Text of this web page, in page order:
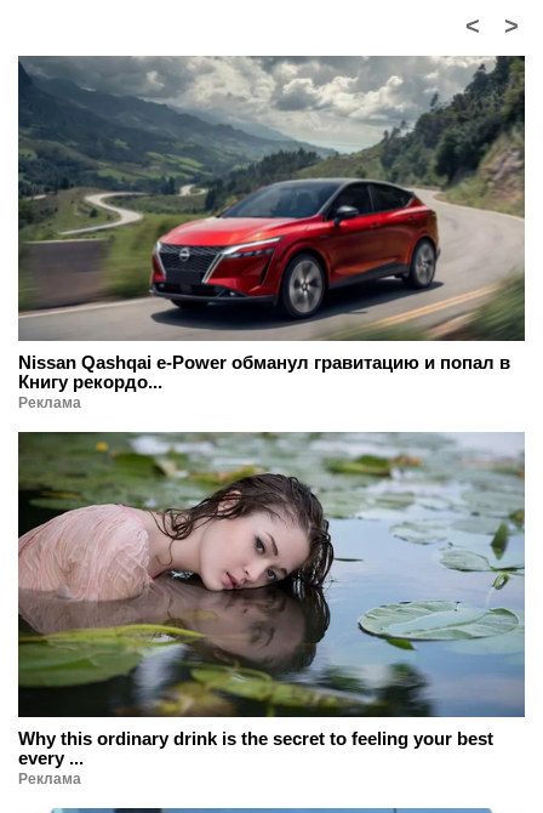
>
<
Nissan Qashqai e-Power обманул гравитацию и попал в
Книгу рекордо...
Реклама
Why this ordinary drink is the secret to feeling your best
every ...
Реклама